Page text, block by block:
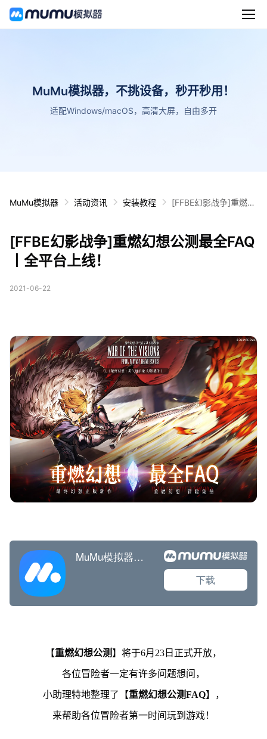
MuMu模拟器，不挑设备，秒开秒用！
适配Windows/macOS，高清大屏，自由多开
MuMu模拟器 活动资讯 安装教程
[FFBE幻影战争]重燃幻
[FFBE幻影战争]重燃幻想公测最全FAQ
丨全平台上线！
2021-06-22
【重燃幻想公测】将于6月23日正式开放，
各位冒险者一定有许多问题想问，
小助理特地整理了【重燃幻想公测FAQ】，
来帮助各位冒险者第一时间玩到游戏！